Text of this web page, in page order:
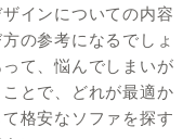
インについての内容
の参考になるでしょ
て、悩んでしまいが
とで、どれが最適か
格安なソファを探す